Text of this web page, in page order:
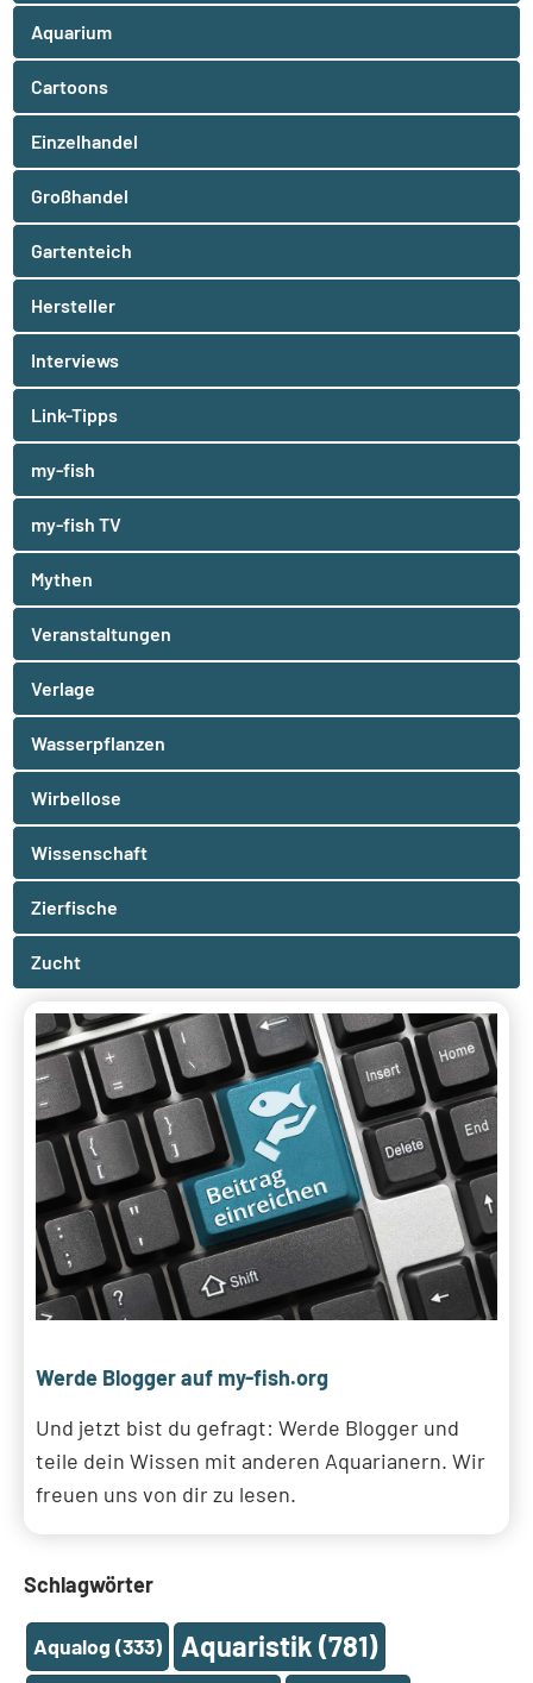
Aquarium
Cartoons
Einzelhandel
Großhandel
Gartenteich
Hersteller
Interviews
Link-Tipps
my-fish
my-fish TV
Mythen
Veranstaltungen
Verlage
Wasserpflanzen
Wirbellose
Wissenschaft
Zierfische
Zucht
Werde Blogger auf my-fish.org
Und jetzt bist du gefragt: Werde Blogger und
teile dein Wissen mit anderen Aquarianern. Wir
freuen uns von dir zu lesen.
Schlagwörter
Aqualog (333) Aquaristik (781)